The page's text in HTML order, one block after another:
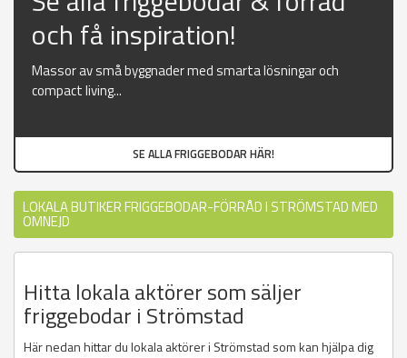
och få inspiration!
Massor av små byggnader med smarta lösningar och
compact living...
SE ALLA FRIGGEBODAR HÄR!
LOKALA BUTIKER FRIGGEBODAR-FÖRRÅD I STRÖMSTAD MED
OMNEJD
Hitta lokala aktörer som säljer
friggebodar i Strömstad
Här nedan hittar du lokala aktörer i Strömstad som kan hjälpa dig